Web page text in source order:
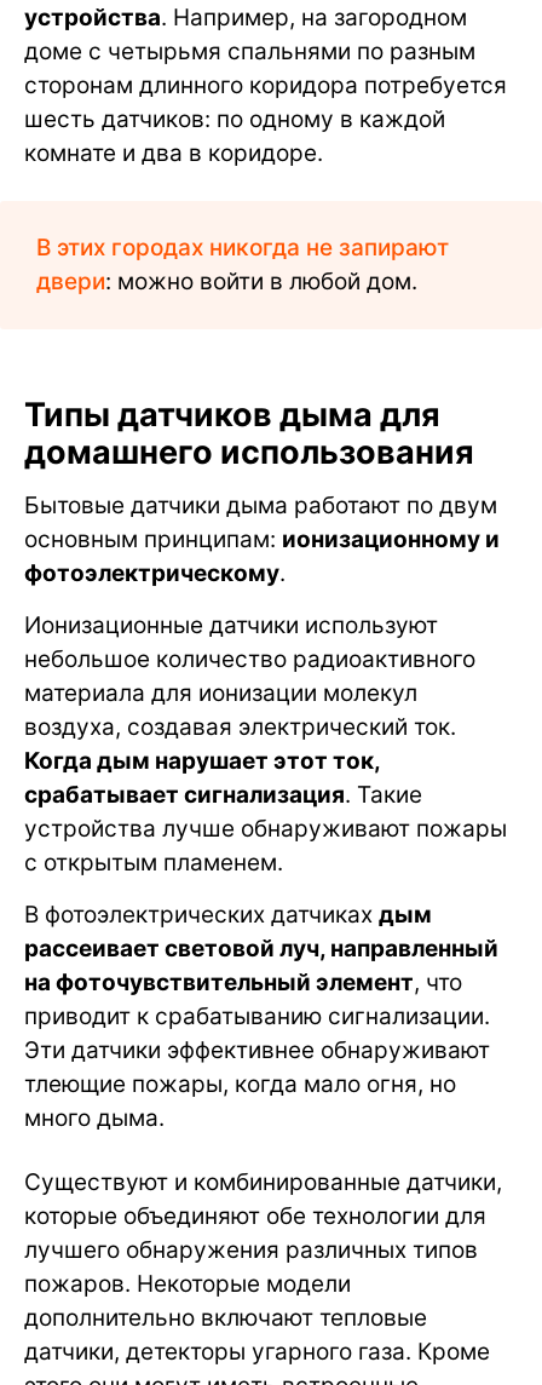
устройства. Например, на загородном
доме с четырьмя спальнями по разным
сторонам длинного коридора потребуется
шесть датчиков: по одному в каждой
комнате и два в коридоре.
В этих городах никогда не запирают
двери: можно войти в любой дом.
Типы датчиков дыма для
домашнего использования
Бытовые датчики дыма работают по двум
основным принципам: ионизационному и
фотоэлектрическому.
Ионизационные датчики используют
небольшое количество радиоактивного
материала для ионизации молекул
воздуха, создавая электрический ток.
Когда дым нарушает этот ток,
срабатывает сигнализация. Такие
устройства лучше обнаруживают пожары
с открытым пламенем.
В фотоэлектрических датчиках дым
рассеивает световой луч, направленный
на фоточувствительный элемент, что
приводит к срабатыванию сигнализации.
Эти датчики эффективнее обнаруживают
тлеющие пожары, когда мало огня, но
много дыма.
Существуют и комбинированные датчики,
которые объединяют обе технологии для
лучшего обнаружения различных типов
пожаров. Некоторые модели
дополнительно включают тепловые
датчики, детекторы угарного газа. Кроме